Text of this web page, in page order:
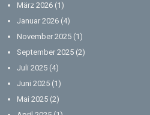
März 2026 (1)
Januar 2026 (4)
November 2025 (1)
September 2025 (2)
Juli 2025 (4)
Juni 2025 (1)
Mai 2025 (2)